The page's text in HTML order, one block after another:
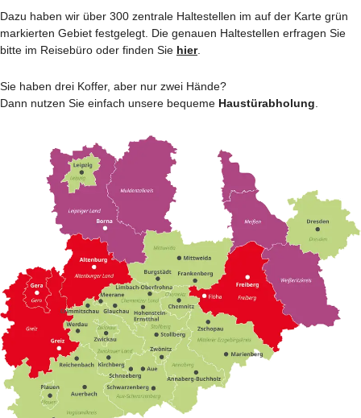
Dazu haben wir über 300 zentrale Haltestellen im auf der Karte grün
markierten Gebiet festgelegt. Die genauen Haltestellen erfragen Sie
bitte im Reisebüro oder finden Sie hier.
Sie haben drei Koffer, aber nur zwei Hände?
Dann nutzen Sie einfach unsere bequeme Haustürabholung.